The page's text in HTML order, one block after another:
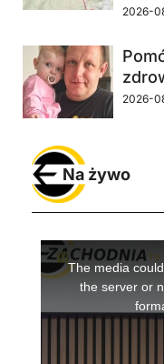
2026-
2026-
Na żywo